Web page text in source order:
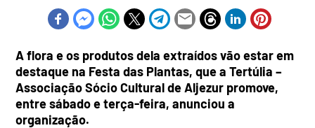
A flora e os produtos dela extraídos vão estar em
destaque na Festa das Plantas, que a Tertúlia –
Associação Sócio Cultural de Aljezur promove,
entre sábado e terça-feira, anunciou a
organização.